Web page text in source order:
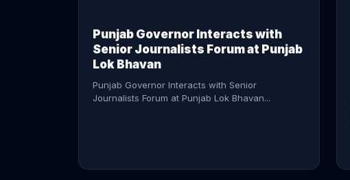
Punjab Governor Interacts with
Senior Journalists Forum at Punjab
Lok Bhavan
Punjab Governor Interacts with Senior
Journalists Forum at Punjab Lok Bhavan...